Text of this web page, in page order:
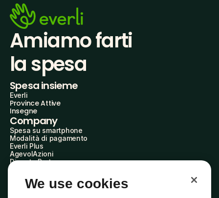
Amiamo farti
la spesa
Spesa insieme
Everli
Province Attive
Insegne
Company
Spesa su smartphone
Modalità di pagamento
Everli Plus
AgevolAzioni
Diventa Partner
Everli Shoppers
About Us
We use cookies